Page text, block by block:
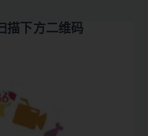
描下方二维码